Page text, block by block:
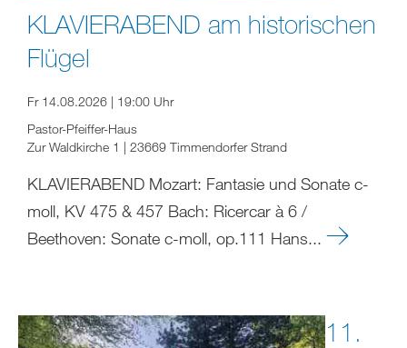
KLAVIERABEND am historischen
Flügel
Fr 14.08.2026 | 19:00 Uhr
Pastor-Pfeiffer-Haus
Zur Waldkirche 1 | 23669 Timmendorfer Strand
KLAVIERABEND Mozart: Fantasie und Sonate c-
moll, KV 475 & 457 Bach: Ricercar à 6 /
Beethoven: Sonate c-moll, op.111 Hans...
11.